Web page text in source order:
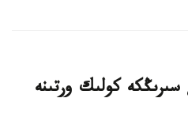
سىرىڭكە كولىك ورتىنە